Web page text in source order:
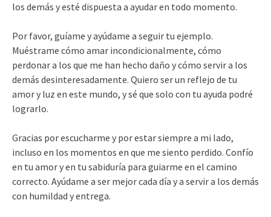
los demás y esté dispuesta a ayudar en todo momento.
Por favor, guíame y ayúdame a seguir tu ejemplo.
Muéstrame cómo amar incondicionalmente, cómo
perdonar a los que me han hecho daño y cómo servir a los
demás desinteresadamente. Quiero ser un reflejo de tu
amor y luz en este mundo, y sé que solo con tu ayuda podré
lograrlo.
Gracias por escucharme y por estar siempre a mi lado,
incluso en los momentos en que me siento perdido. Confío
en tu amor y en tu sabiduría para guiarme en el camino
correcto. Ayúdame a ser mejor cada día y a servir a los demás
con humildad y entrega.